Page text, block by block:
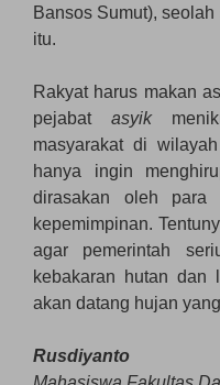
Bansos Sumut),
itu.
Rakyat harus makan
pejabat asyik
masyarakat di
hanya ingin
dirasakan oleh para
kepemimpinan.
agar pemerintah
kebakaran hutan dan
akan datang hujan
Rusdiyanto